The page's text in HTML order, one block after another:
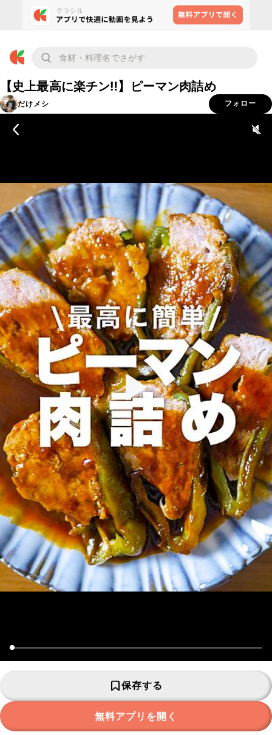
【史上最高に楽チン‼️】ピーマン肉詰め
だけメシ フォロー
保存する
無料アプリを開く